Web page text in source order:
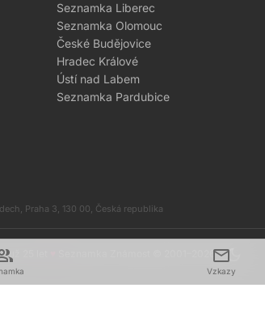
mail
Vzkazy
Seznamka Liberec
Seznamka Olomouc
České Budějovice
Hradec Králové
Ústí nad Labem
Seznamka Pardubice
Praha 3, 130 00, Česká republika
už 25 let Seznamka Známost © 2001–2026 dark_mode